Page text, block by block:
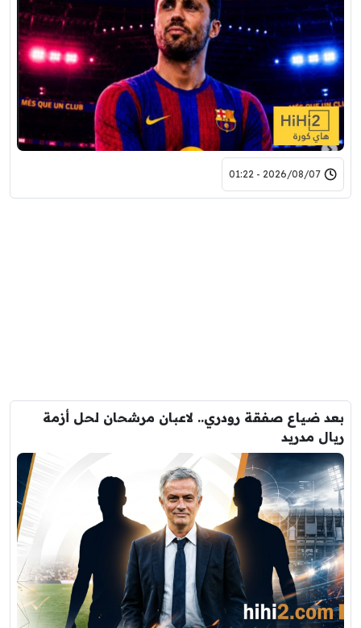
2026/08/07 - 01:22
بعد ضياع صفقة رودري.. لاعبان مرشحان لحل أزمة
ريال مدريد